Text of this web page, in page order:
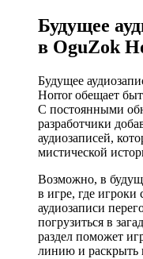
Будущее
в OguZok
Будущее
Horror обещает
С постоянными
разработчики
аудиозаписей,
мистической
Возможно, в
в игре, где игроки
аудиозаписи
погрузиться в
раздел поможет
линию и раскрыть